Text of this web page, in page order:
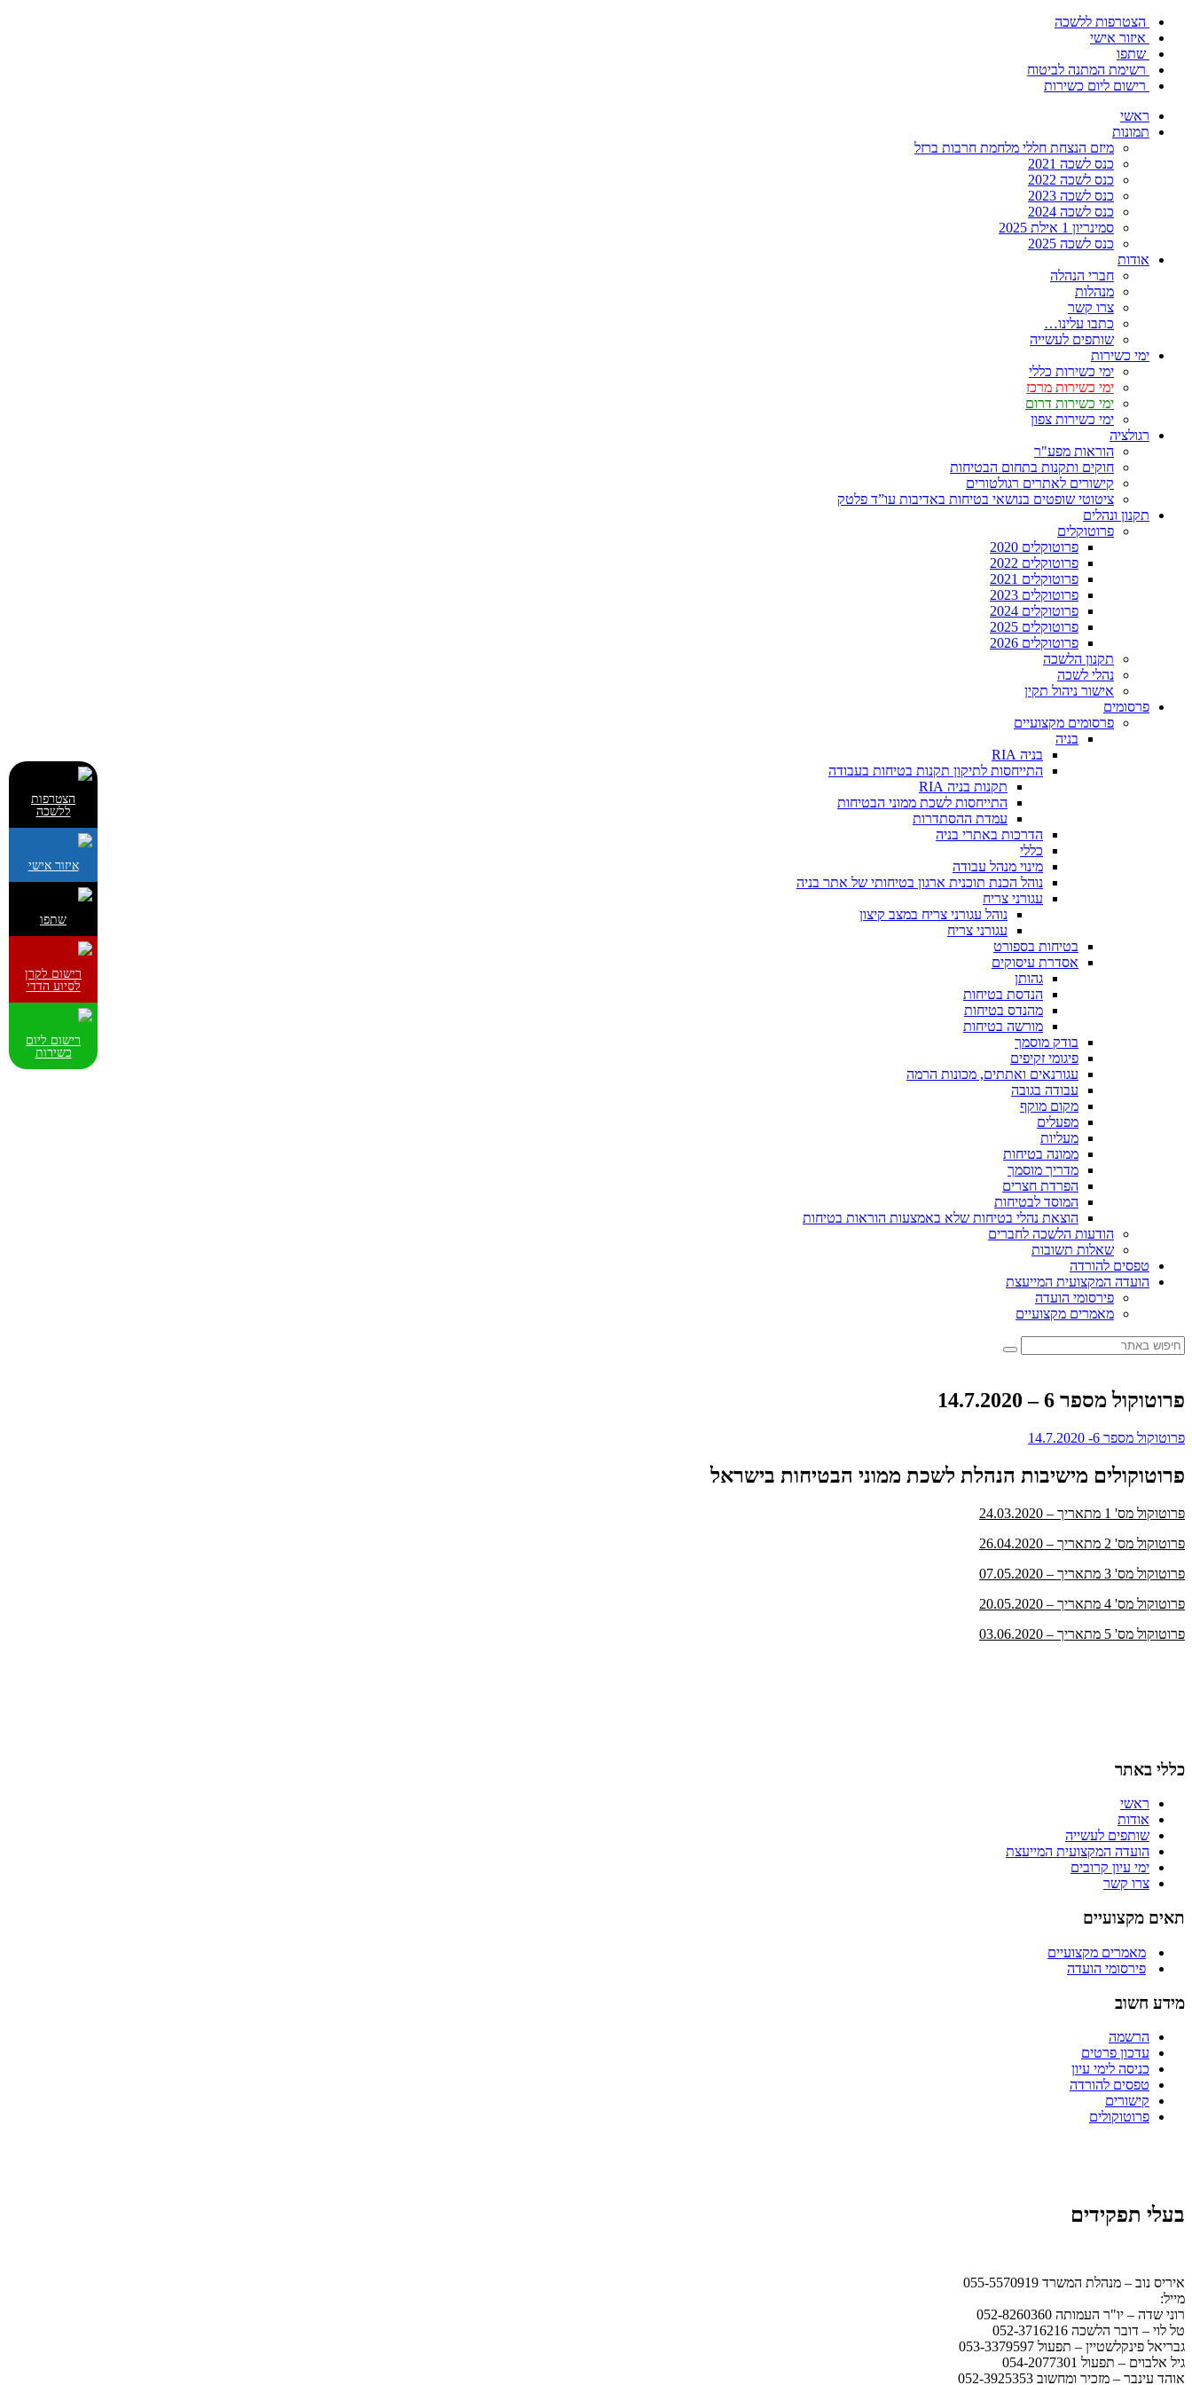
הצטרפות ללשכה
איזור אישי
שתפו
רשימת המתנה לביטוח
רישום ליום כשירות
ראשי
תמונות
מיזם הנצחת חללי מלחמת חרבות ברזל
כנס לשכה 2021
כנס לשכה 2022
כנס לשכה 2023
כנס לשכה 2024
סמינריון 1 אילת 2025
כנס לשכה 2025
אודות
חברי הנהלה
מנהלות
צרו קשר
כתבו עלינו…
שותפים לעשייה
ימי כשירות
ימי כשירות כללי
ימי כשירות מרכז
ימי כשירות דרום
ימי כשירות צפון
רגולציה
הוראות מפע"ר
חוקים ותקנות בתחום הבטיחות
קישורים לאתרים רגולטורים
ציטוטי שופטים בנושאי בטיחות באדיבות עו”ד פלטק
תקנון ונהלים
פרוטוקלים
פרוטוקלים 2020
פרוטוקלים 2022
פרוטוקלים 2021
פרוטוקלים 2023
פרוטוקלים 2024
פרוטוקלים 2025
פרוטוקלים 2026
תקנון הלשכה
נהלי לשכה
אישור ניהול תקין
פרסומים
פרסומים מקצועיים
בניה
בניה RIA
התייחסות לתיקון תקנות בטיחות בעבודה
תקנות בניה RIA
התייחסות לשכת ממוני הבטיחות
עמדת ההסתדרות
הדרכות באתרי בניה
כללי
מינוי מנהל עבודה
נוהל הכנת תוכנית ארגון בטיחותי של אתר בניה
עגורני צריח
נוהל עגורני צריח במצב קיצון
עגורני צריח
בטיחות בספורט
אסדרת עיסוקים
גהותן
הנדסת בטיחות
מהנדס בטיחות
מורשה בטיחות
בודק מוסמך
פיגומי זקיפים
עגורנאים ואתתים, מכונות הרמה
עבודה בגובה
מקום מוקף
מפעלים
מעליות
ממונה בטיחות
מדריך מוסמך
הפרדת חצרים
המוסד לבטיחות
הוצאת נהלי בטיחות שלא באמצעות הוראות בטיחות
הודעות הלשכה לחברים
שאלות תשובות
טפסים להורדה
הועדה המקצועית המייעצת
פירסומי הועדה
מאמרים מקצועיים
פרוטוקול מספר 6 – 14.7.2020
פרוטוקול מספר 6- 14.7.2020
פרוטוקולים מישיבות הנהלת לשכת ממוני הבטיחות בישראל
פרוטוקול מס' 1 מתאריך – 24.03.2020
פרוטוקול מס' 2 מתאריך – 26.04.2020
פרוטוקול מס' 3 מתאריך – 07.05.2020
פרוטוקול מס' 4 מתאריך – 20.05.2020
פרוטוקול מס' 5 מתאריך – 03.06.2020
כללי באתר
ראשי
אודות
שותפים לעשייה
הועדה המקצועית המייעצת
ימי עיון קרובים
צרו קשר
תאים מקצועיים
מאמרים מקצועיים
פירסומי הועדה
מידע חשוב
הרשמה
עדכון פרטים
כניסה לימי עיון
טפסים להורדה
קישורים
פרוטוקולים
בעלי תפקידים
איריס נוב – מנהלת המשרד 055-5570919
מייל:
רוני שדה – יו"ר העמותה 052-8260360
טל לוי – דובר הלשכה 052-3716216
גבריאל פינקלשטיין – תפעול 053-3379597
גיל אלבוים – תפעול 054-2077301
אוהד עינבר – מזכיר ומחשוב 052-3925353
הצטרפות
ללשכה
איזור אישי
שתפו
רישום לקרן
לסיוע הדדי
רישום ליום
כשירות